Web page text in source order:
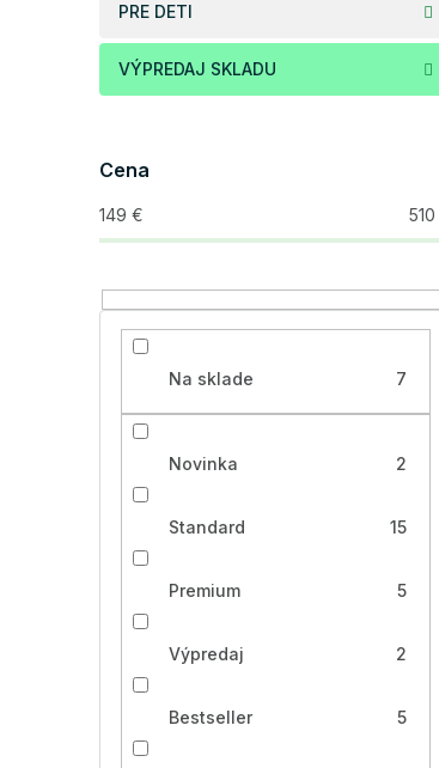
PRE DETI
VÝPREDAJ SKLADU
Cena
149 € 510
Na sklade 7
Novinka 2
Standard 15
Premium 5
Výpredaj 2
Bestseller 5